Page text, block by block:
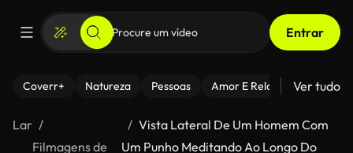
Entrar
Coverr+ Natureza Pessoas Amor E Relacionamentos
Ver tudo
Lar
Filmagens de
Vista Lateral De Um Homem Com
Um Punho Meditando Ao Longo Do